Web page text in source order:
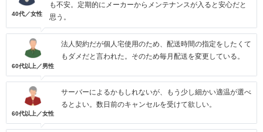
40代／女性
も不安。定期的にメーカーからメンテナンスが入ると安心だと
思う。
60代以上／男性
法人契約だが個人宅使用のため、配送時間の指定をしたくて
もダメだと言われた。そのため毎月配送を変更している。
60代以上／女性
サーバーによるかもしれないが、もう少し細かい適温が選べ
るとよい。数日前のキャンセルを受けて欲しい。